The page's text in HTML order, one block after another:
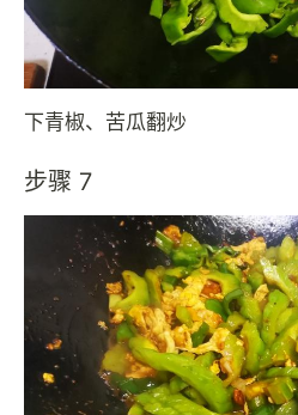
下青椒、苦瓜翻炒
步骤 7